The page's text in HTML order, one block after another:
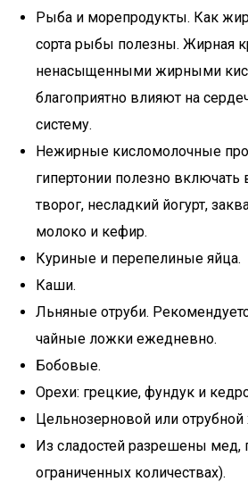
Рыба и морепродукты. Как
сорта рыбы полезны. Жирная
ненасыщенными жирными
благоприятно влияют на
систему.
Нежирные кисломолочные
гипертонии полезно
творог, несладкий йогурт,
молоко и кефир.
Куриные и перепелиные яйца.
Каши.
Льняные отруби.
чайные ложки ежедневно.
Бобовые.
Орехи: грецкие, фундук и
Цельнозерновой или отрубной
Из сладостей разрешены мед,
ограниченных количествах).